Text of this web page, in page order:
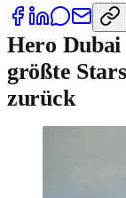
Hero Dubai
größte
zurück